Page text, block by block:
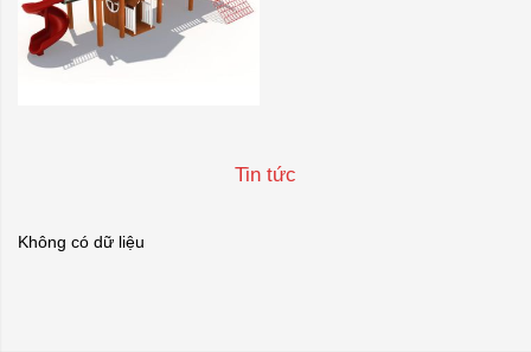
Tin tức
Không có dữ liệu